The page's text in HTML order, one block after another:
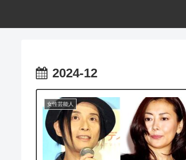
2024-12
女性芸能人